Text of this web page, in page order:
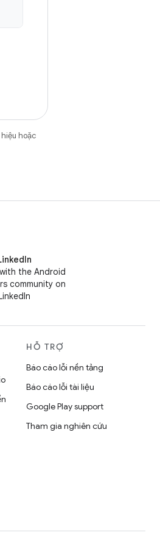
hoặc
the Android
community on
HỖ TRỢ
Báo cáo lỗi nền tảng
Báo cáo lỗi tài liệu
Google Play support
Tham gia nghiên cứu